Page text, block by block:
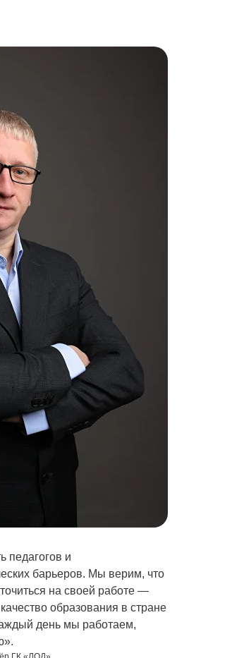
и
барьеров. Мы верим, что
на своей работе —
образования в стране
день мы работаем,